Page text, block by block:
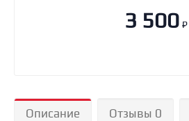
3 500 ₽
Описание Отзывы 0